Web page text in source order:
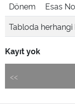
Dönem
Esas No
Tabloda
Kayıt yok
<<